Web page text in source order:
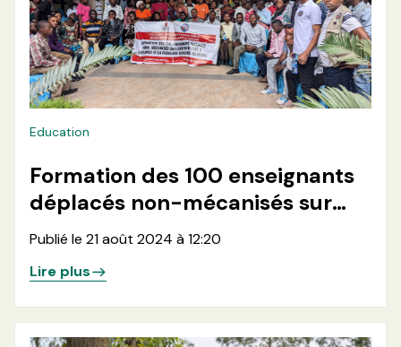
Education
Formation des 100 enseignants
déplacés non-mécanisés sur
l'enseignement à distance et la
Publié le 21 août 2024 à 12:20
Lire plus